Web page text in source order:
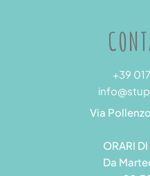
+39
Via
ORARI
Da